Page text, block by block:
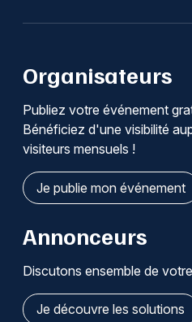
Organisateurs
Publiez votre événement
Bénéficiez d'une visibilité
visiteurs mensuels !
Je publie mon événement
Annonceurs
Discutons ensemble de
Je découvre les solutions